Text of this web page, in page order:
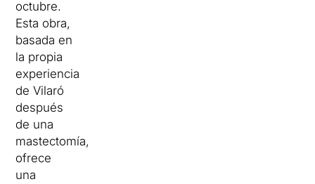
octubre.
Esta obra,
basada en
la propia
experiencia
de Vilaró
después
de una
mastectomía,
ofrece
una